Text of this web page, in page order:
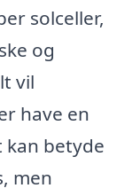
solceller,
og
vil
have en
betyde
men